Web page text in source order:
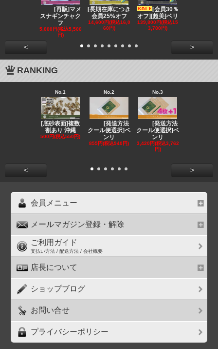
[再販]マメ
スナギンチャク
フ
5,000円(税込5,500
円)
[長期在庫につき
会員25%オフ
14,600円(税込16,0
60円)
[会員30％
オフ][超美]ベリ
139,800円(税込15
3,780円)
< >
RANKING
No.1
[底砂表面]複数
割あり 沖縄
500円(税込550円)
No.2
[発送方法
クール便選択]ベ
ンリ
855円(税込940円)
No.3
[発送方法
クール便選択]ベ
ンリ
3,420円(税込3,762
円)
< >
会員メニュー
メールマガジン登録・解除
ご利用ガイド
支払い方法 / 配送方法 / 会社概要
店長について
ショップブログ
お問い合せ
プライバシーポリシー